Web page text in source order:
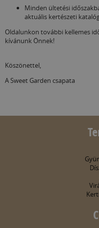
Minden ültetési
aktuális kertészeti
Oldalunkon további kellemes
kívánunk Önnek!
Köszönettel,
A Sweet Garden csapata